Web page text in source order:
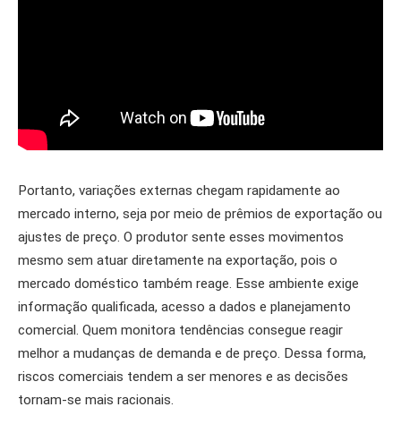
Portanto, variações externas chegam rapidamente ao
mercado interno, seja por meio de prêmios de exportação ou
ajustes de preço. O produtor sente esses movimentos
mesmo sem atuar diretamente na exportação, pois o
mercado doméstico também reage. Esse ambiente exige
informação qualificada, acesso a dados e planejamento
comercial. Quem monitora tendências consegue reagir
melhor a mudanças de demanda e de preço. Dessa forma,
riscos comerciais tendem a ser menores e as decisões
tornam-se mais racionais.